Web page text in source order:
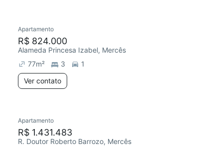
Apartamento
R$ 824.000
Alameda Princesa Izabel, Mercês
77m² 3
1
Ver contato
Apartamento
R$ 1.431.483
R. Doutor Roberto Barrozo, Mercês